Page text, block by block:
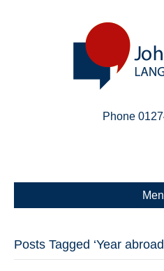
Phone
Posts Tagged ‘Year